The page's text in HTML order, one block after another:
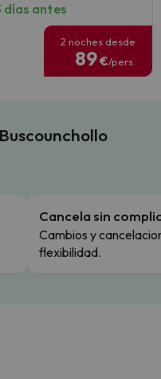
días antes
2 noches desde
89€/pers.
Cancela sin
Cambios y
flexibilidad.